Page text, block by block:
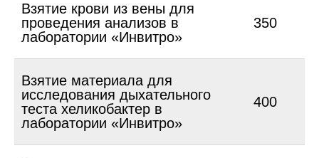
Взятие крови из вены для
проведения анализов в
лаборатории «Инвитро»
350
Взятие материала для
исследования дыхательного
теста хеликобактер в
лаборатории «Инвитро»
400